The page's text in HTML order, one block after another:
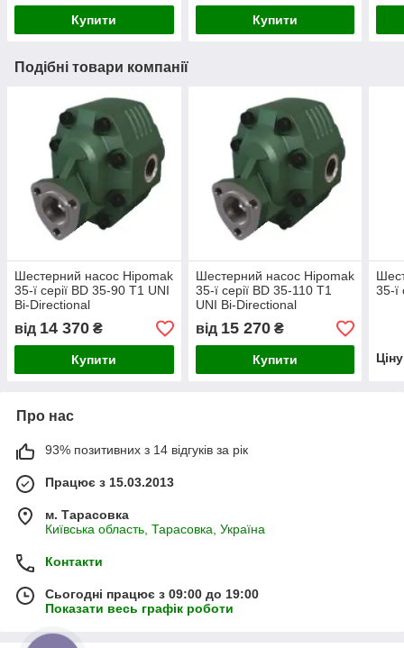
Купити Купити
Подібні товари компанії
Шестерний насос Hipomak
35-ї серії ВD 35-90 T1 UNI
Bi-Directional
від 14 370 ₴
Купити
Шестерний насос Hipomak
35-ї серії ВD 35-110 T1
UNI Bi-Directional
від 15 270₴
Купити
35-ї
Про нас
93% позитивних з 14 відгуків за рік
Працює з 15.03.2013
м. Тарасовка
Київська область, Тарасовка, Україна
Контакти
Сьогодні працює з 09:00 до 19:00
Показати весь графік роботи